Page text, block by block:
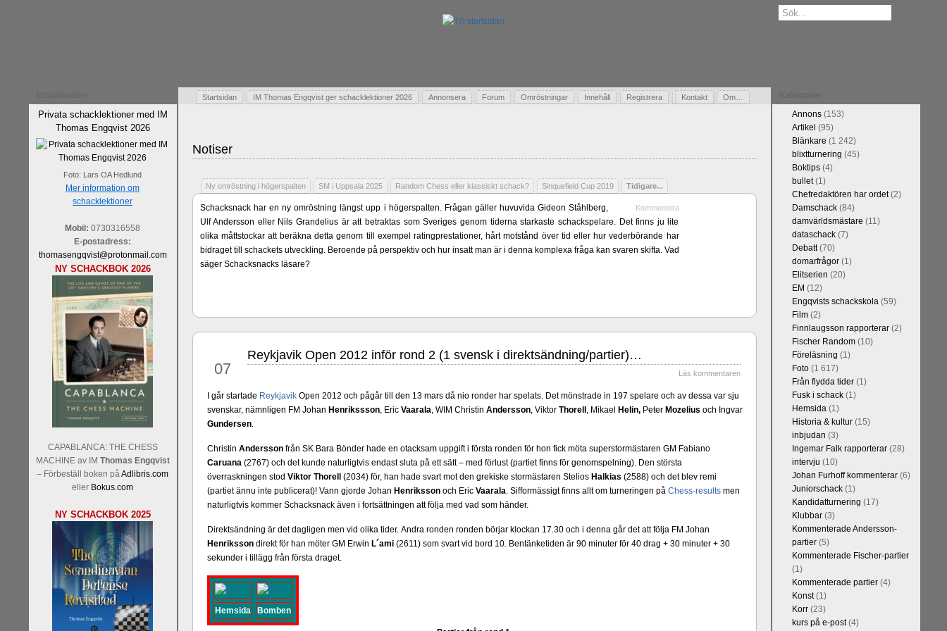
Privata schacklektioner med IM
Thomas Engqvist 2026
Foto: Lars OA Hedlund
Mer information om
schacklektioner
Mobil: 0730316558
E-postadress:
thomasengqvist@protonmail.com
NY SCHACKBOK 2026
CAPABLANCA: THE CHESS
MACHINE av IM Thomas Engqvist
– Förbeställ boken påAdlibris.com
eller Bokus.com
NY SCHACKBOK 2025
Startsidan IM Thomas Engqvist ger schacklektioner 2026 Annonsera Forum Omröstningar Innehåll Registrera Kontakt Om…
Gästbok
Notiser
Ny omröstning i högerspalten SM i Uppsala 2025 Random Chess eller klassiskt schack? Sinquefield Cup 2019 Tidigare...
Kommentera
Schacksnack har en ny omröstning längst upp i högerspalten. Frågan gäller huvuvida Gideon Ståhlberg,
Ulf Andersson eller Nils Grandelius är att betraktas som Sveriges genom tiderna starkaste schackspelare. Det finns ju lite
olika måttstockar att beräkna detta genom till exempel ratingprestationer, hårt motstånd över tid eller hur vederbörande har
bidraget till schackets utveckling. Beroende på perspektiv och hur insatt man är i denna komplexa fråga kan svaren skifta. Vad
säger Schacksnacks läsare?
Sverigemästarklassen och övriga grupper arrangeras i Uppsala 27 juni - 6 juli. Tio spelare kämpar om
Sverigemästartiteln och dessa är i ratingordning: GM Platon Galperin, IM Isak Storme, IM Jung Min Seo, GM Erik Blomqvist, IM
Martin Lokander, GM Tiger Hillarp Persson., IM Milton Pantzar, IM Hampus Sörensen GM Jonny Hector och IM Axel Falkevall.
SM-gruppen är i år stark och öppen så nästan vem helst kan ta hem segern men det skulle inte vara osannolikt om GM Jonny
Hector avgår med segern. I SM-sammanhang brukar gedigen erfarenhet väga mycket tyngre än tillfälliga ratingtoppar. Mästar-
Elit: IM Michael Wiedenkeller, IM Ludvig Carlsson, IM William Olsson, FM Eric Thörn, IM Tommy Andersson, IM Bengt
Östlund som är en starkt utvecklande spelare kommer att avancera till Sverigemästarklassen.
07
Reykjavik Open 2012 inför rond 2 (1 svensk i direktsändning/partier)…
Läs kommentaren
I går startade ReykjavikOpen 2012 och pågår till den 13 mars då nio ronder har spelats. Det mönstrade in 197 spelare och av dessa var sju
svenskar, nämnligen FM Johan Henrikssson, Eric Vaarala, WIM Christin Andersson, Viktor Thorell , Mikael Helin, Peter Mozelius och Ingvar
Gundersen.
Christin Anderssonfrån SK Bara Bönder hade en otacksam uppgift i första ronden för hon fick möta superstormästaren GM Fabiano
Caruana (2767) och det kunde naturligtvis endast sluta på ett sätt – med förlust (partiet finns för genomspelning). Den största
överraskningen stod Viktor Thorell (2034) för, han hade svart mot den grekiske stormästaren Stelios Halkias (2588) och det blev remi
(partiet ännu inte publicerat)! Vann gjorde Johan Henrikssonoch Eric Vaarala. Sifformässigt finns allt om turneringen på Chess-resultsmen
naturligtvis kommer Schacksnack även i fortsättningen att följa med vad som händer.
Direktsändning är det dagligen men vid olika tider. Andra ronden ronden börjar klockan 17.30 och i denna går det att följa FM Johan
Henriksson direkt för han möter GM Erwin L´ami (2611) som svart vid bord 10. Bentänketiden är 90 minuter för 40 drag + 30 minuter + 30
sekunder i tillägg från första draget.
Hemsida Bomben
Annons(153)
Artikel (95)
Blänkare (1 242)
blixtturnering (45)
Boktips(4)
bullet(1)
Chefredaktören har ordet(2)
Damschack(84)
damvärldsmästare (11)
dataschack(7)
Debatt(70)
domarfrågor(1)
Elitserien (20)
EM (12)
Engqvists schackskola(59)
Film(2)
Finnlaugsson rapporterar(2)
Fischer Random(10)
Föreläsning (1)
Foto(1 617)
Från flydda tider(1)
Fusk i schack(1)
Hemsida(1)
Historia & kultur(15)
inbjudan (3)
Ingemar Falk rapporterar(28)
intervju (10)
Johan Furhoff kommenterar(6)
Juniorschack(1)
Kandidatturnering (17)
Klubbar(3)
Kommenterade Andersson-
partier(5)
Kommenterade Fischer-partier
(1)
Kommenterade partier(4)
Konst(1)
Korr(23)
kurs på e-post(4)